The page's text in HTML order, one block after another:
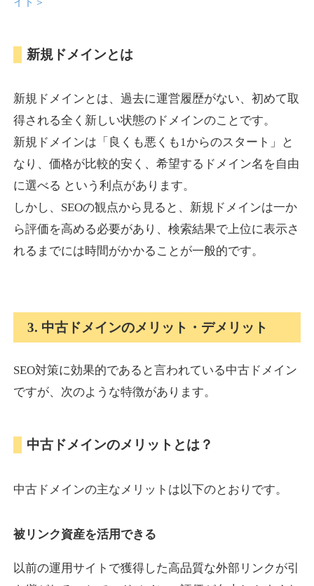
詳細を見る
anipani.jp
DA 37 外部リンク数
lowslotfamilylocal.com
ジャンルその他
DA37 外部リンク数653 ドメイン年齢 1年
onlinepokerbetdansk.com
DA37 外部リンク数629 ドメイン年齢1年
10,800円 入札 0件
econopundit.com
外部リンク数 446
新規ドメインとは
新規ドメインとは、過去に運営履歴がない、初めて取
得される全く新しい状態のドメインのことです。
新規ドメインは「良くも悪くも1からのスタート」と
なり、価格が比較的安く、希望するドメイン名を自由
に選べる という利点があります。
しかし、SEOの観点から見ると、新規ドメインは一か
ら評価を高める必要があり、検索結果で上位に表示さ
れるまでには時間がかかることが一般的です。
3. 中古ドメインのメリット・デメリット
SEO対策に効果的であると言われている中古ドメイン
ですが、次のような特徴があります。
中古ドメインのメリットとは？
中古ドメインの主なメリットは以下のとおりです。
被リンク資産を活用できる
以前の運用サイトで獲得した高品質な外部リンクが引